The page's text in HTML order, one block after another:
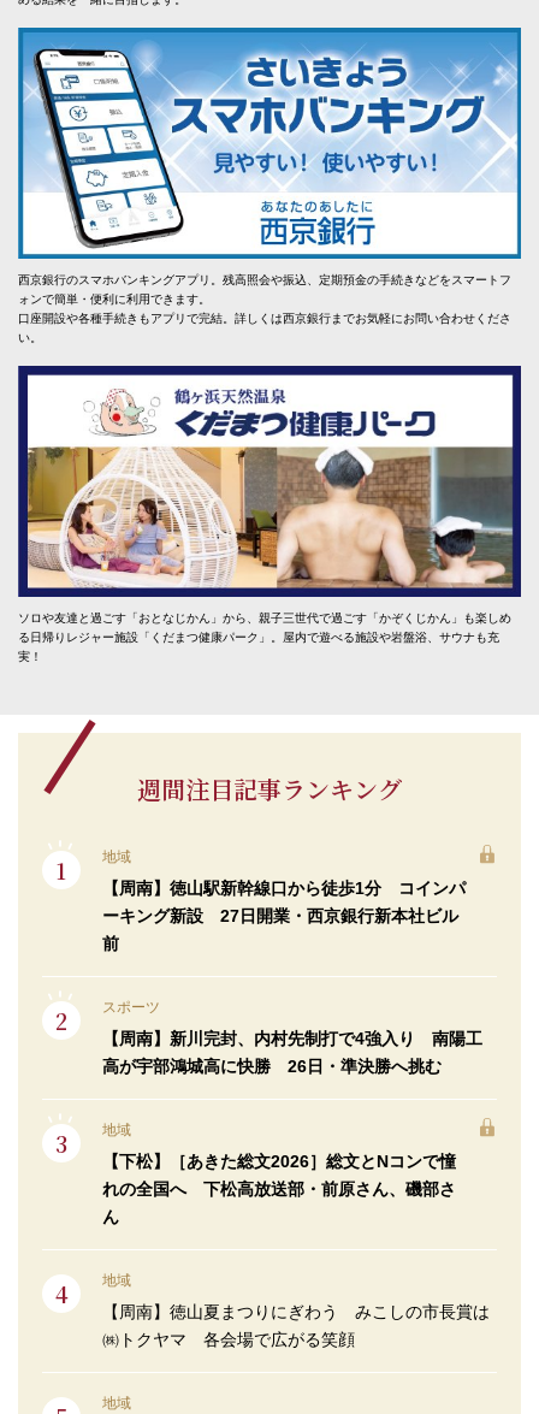
西京銀行のスマホバンキングアプリ。残高照会や振込、定期預金の手続きなどをスマートフ
ォンで簡単・便利に利用できます。
口座開設や各種手続きもアプリで完結。詳しくは西京銀行までお気軽にお問い合わせくださ
い。
ソロや友達と過ごす「おとなじかん」から、親子三世代で過ごす「かぞくじかん」も楽しめ
る日帰りレジャー施設「くだまつ健康パーク」。屋内で遊べる施設や岩盤浴、サウナも充
実！
週間注目記事ランキング
地域
【周南】徳山駅新幹線口から徒歩1分 コインパ
ーキング新設 27日開業・西京銀行新本社ビル
前
スポーツ
【周南】新川完封、内村先制打で4強入り 南陽工
高が宇部鴻城高に快勝 26日・準決勝へ挑む
地域
【下松】［あきた総文2026］総文とNコンで憧
れの全国へ 下松高放送部・前原さん、磯部さ
ん
地域
【周南】徳山夏まつりにぎわう みこしの市長賞は
㈱トクヤマ 各会場で広がる笑顔
地域